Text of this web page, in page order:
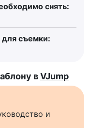
снять:
съемки:
вVJump
и